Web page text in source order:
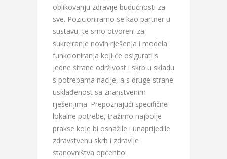
oblikovanju zdravije budućnosti za
sve. Pozicioniramo se kao partner u
sustavu, te smo otvoreni za
sukreiranje novih rješenja i modela
funkcioniranja koji će osigurati s
jedne strane održivost i skrb u skladu
s potrebama nacije, a s druge strane
usklađenost sa znanstvenim
rješenjima. Prepoznajući specifične
lokalne potrebe, tražimo najbolje
prakse koje bi osnažile i unaprijedile
zdravstvenu skrb i zdravlje
stanovništva općenito.